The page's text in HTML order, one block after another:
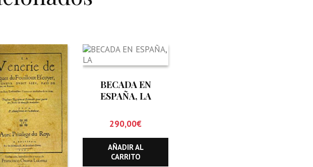
BECADA EN
ESPAÑA, LA
290,00€
AÑADIR AL
CARRITO